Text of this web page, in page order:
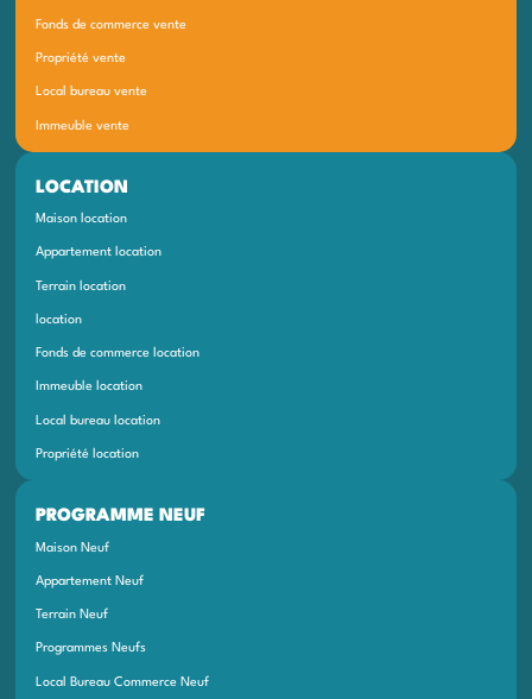
Local bureau vente
Immeuble vente
Fonds de commerce vente
Propriété vente
LOCATION
Maison location
Appartement location
Terrain location
Local bureau location
Propriété location
location
Fonds de commerce location
Immeuble location
PROGRAMME NEUF
Programmes Neufs
Appartement Neuf
Maison Neuf
Local Bureau Commerce Neuf
Terrain Neuf